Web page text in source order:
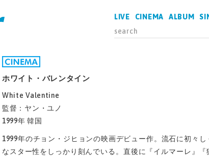
LIVE CINEMA ALBUM
ホワイト・バレンタイン
White Valentine
監督：ヤン・ユノ
1999年 韓国
1999年のチョン・ジヒョンの映画デビュー作。流石に初々
なスター性をしっかり刻んでいる。直後に『イルマーレ』『